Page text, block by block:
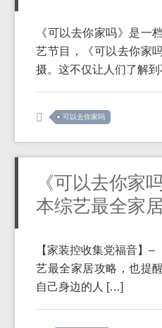
《可以去你家吗》是一
艺节目，《可以去你家
摄。这不仅让人们了解
可以去你家吗
《可以去你家
本综艺最全家
【家装控收集党福音】
艺最全家居攻略，也提
自己身边的人 […]